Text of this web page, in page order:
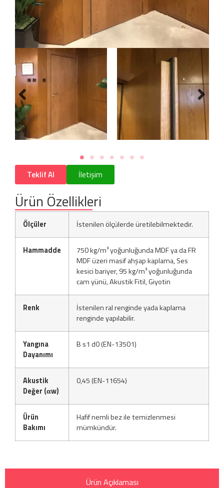
Teklif Al İletişim
Ürün Özellikleri
Ölçüler İstenilen ölçülerde üretilebilmektedir.
Hammadde
750 kg/m³ yoğunluğunda MDF ya da FR
MDF üzeri masif ahşap kaplama, Ses
kesici bariyer, 95 kg/m³ yoğunluğunda
cam yünü, Akustik Fitil, Giyotin
Renk
İstenilen ral renginde yada kaplama
renginde yapılabilir.
Yangına
Dayanımı
B s1 d0 (EN-13501)
Akustik
Değer (αw)
0,45 (EN-11654)
Ürün
Bakımı
Hafif nemli bez ile temizlenmesi
mümkündür.
Ürün Açıklaması